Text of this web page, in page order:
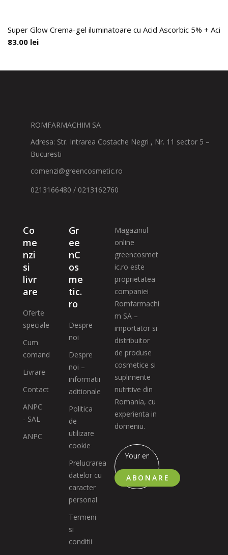
Super Glow Crema-gel iluminatoare cu Acid Ascorbic 5% +
83.00 lei
ROMFARMACHIM SA
Adresa: Str. Intrarea Costache Negri , Nr. 11 sector 5 –
Bucuresti
comenzi@greencosmetic.ro
0213166480 / 0213162760
Co
me
nzi
si
livr
are
Oferte
speciale
Cum
comand
Livrare
Contact
ANPC
- SAL
ANPC
Gr
ee
nC
os
me
tic.
ro
Despre
noi
Despre
noi –
informatii
aditionale
Politica
de
utilizare
cookie
Prelucrarea
datelor cu
caracter
personal
Termeni
si
conditii
Magazinul
online
greencosmet
ic.ro este
proprietatea
companiei
Romfarmachi
m SA –
importator si
distribuitor
de produse
cosmetice si
suplimente
nutritive din
Romania, cu
experienta in
domeniu.
ABONARE